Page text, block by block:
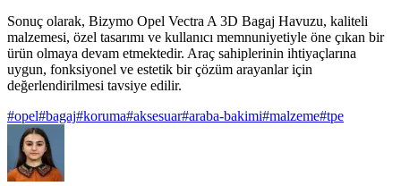
Sonuç olarak, Bizymo Opel Vectra A 3D Bagaj Havuzu, kaliteli
malzemesi, özel tasarımı ve kullanıcı memnuniyetiyle öne çıkan bir
ürün olmaya devam etmektedir. Araç sahiplerinin ihtiyaçlarına
uygun, fonksiyonel ve estetik bir çözüm arayanlar için
değerlendirilmesi tavsiye edilir.
#opel#bagaj#koruma#aksesuar#araba-bakimi#malzeme#tpe